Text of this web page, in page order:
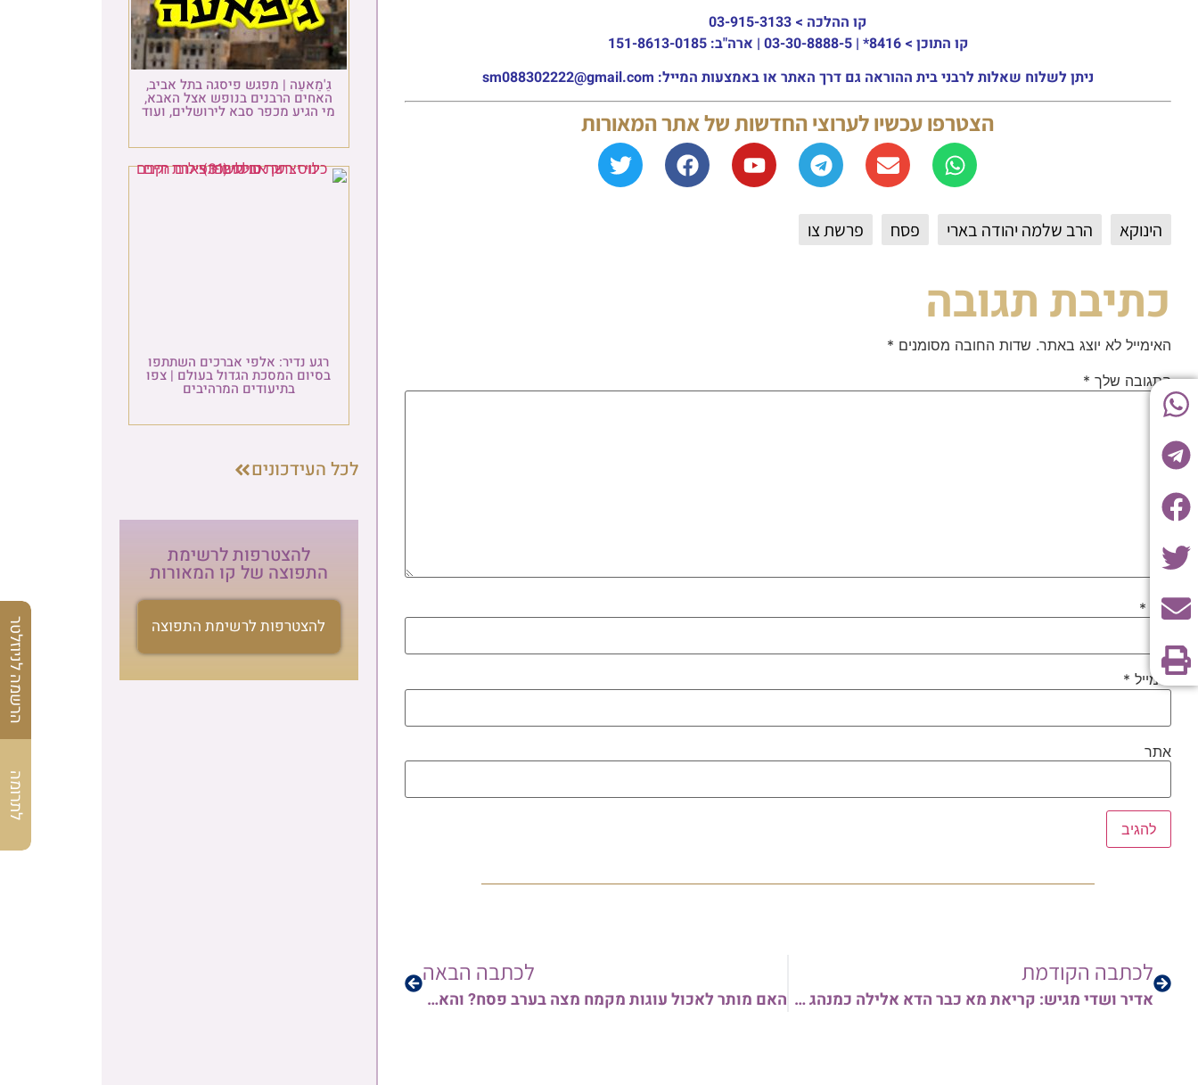
קו ההלכה >
קו התוכן >8416* | 03-30-8888-5 | ארה"ב: 151-8613-0185
ניתן לשלוח שאלות לרבני בית ההוראה גם דרך האתר או באמצעות המייל: sm088302222@gmail.com
הצטרפו עכשיו לערוצי החדשות של אתר המאורות
הינוקא הרב שלמה יהודה בארי פסח פרשת צו
כתיבת תגובה
האימייל לא יוצג באתר. שדות החובה מסומנים *
התגובה שלך *
שם *
אימייל *
אתר
לכתבה הקודמת
אדיר ושדי מגיש: קריאת מא כבר הדא אלילה כמנהג תימן – לחזרה ושינון לילדים
לכתבה הבאה
האם מותר לאכול עוגות מקמח מצה בערב פסח? והאם 'פתות' מותר לאכול בערב פסח?
גַ'מַאעַה | מפגש פיסגה בתל אביב,
האחים הרבנים בנופש אצל האבא,
מי הגיע מכפר סבא לירושלים, ועוד
רגע נדיר: אלפי אברכים השתתפו
בסיום המסכת הגדול בעולם | צפו
בתיעודים המרהיבים
לכל העידכונים
להצטרפות לרשימת
התפוצה של קו המאורות
להצטרפות לרשימת התפוצה הרשמה לניוזלטר
לתרומה